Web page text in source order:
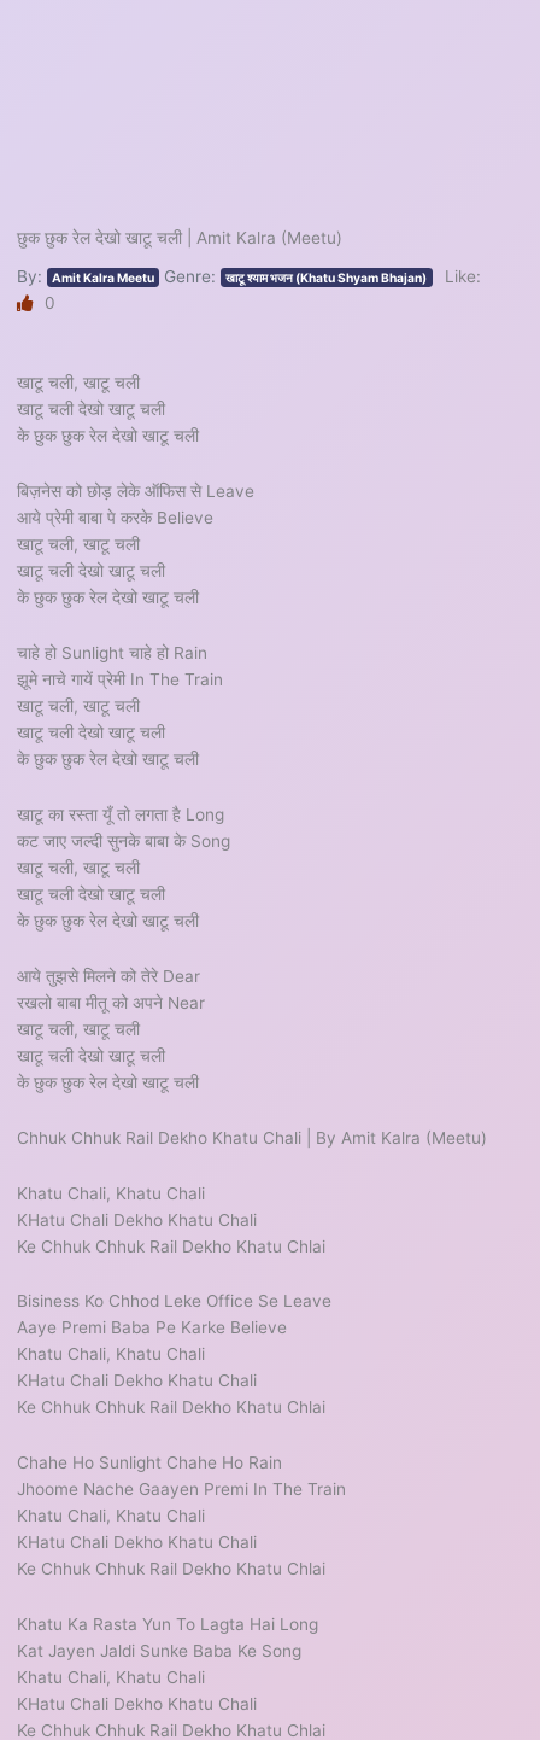
छुक छुक रेल देखो खाटू चली | Amit Kalra (Meetu)
By: Amit Kalra Meetu Genre: खाटू श्याम भजन (Khatu Shyam Bhajan)
Like:
0
खाटू चली, खाटू चली
खाटू चली देखो खाटू चली
के छुक छुक रेल देखो खाटू चली
बिज़नेस को छोड़ लेके ऑफिस से Leave
आये प्रेमी बाबा पे करके Believe
खाटू चली, खाटू चली
खाटू चली देखो खाटू चली
के छुक छुक रेल देखो खाटू चली
चाहे हो Sunlight चाहे हो Rain
झूमे नाचे गायें प्रेमी In The Train
खाटू चली, खाटू चली
खाटू चली देखो खाटू चली
के छुक छुक रेल देखो खाटू चली
खाटू का रस्ता यूँ तो लगता है Long
कट जाए जल्दी सुनके बाबा के Song
खाटू चली, खाटू चली
खाटू चली देखो खाटू चली
के छुक छुक रेल देखो खाटू चली
आये तुझसे मिलने को तेरे Dear
रखलो बाबा मीतू को अपने Near
खाटू चली, खाटू चली
खाटू चली देखो खाटू चली
के छुक छुक रेल देखो खाटू चली
Chhuk Chhuk Rail Dekho Khatu Chali | By Amit Kalra (Meetu)
Khatu Chali, Khatu Chali
KHatu Chali Dekho Khatu Chali
Ke Chhuk Chhuk Rail Dekho Khatu Chlai
Bisiness Ko Chhod Leke Office Se Leave
Aaye Premi Baba Pe Karke Believe
Khatu Chali, Khatu Chali
KHatu Chali Dekho Khatu Chali
Ke Chhuk Chhuk Rail Dekho Khatu Chlai
Chahe Ho Sunlight Chahe Ho Rain
Jhoome Nache Gaayen Premi In The Train
Khatu Chali, Khatu Chali
KHatu Chali Dekho Khatu Chali
Ke Chhuk Chhuk Rail Dekho Khatu Chlai
Khatu Ka Rasta Yun To Lagta Hai Long
Kat Jayen Jaldi Sunke Baba Ke Song
Khatu Chali, Khatu Chali
KHatu Chali Dekho Khatu Chali
Ke Chhuk Chhuk Rail Dekho Khatu Chlai